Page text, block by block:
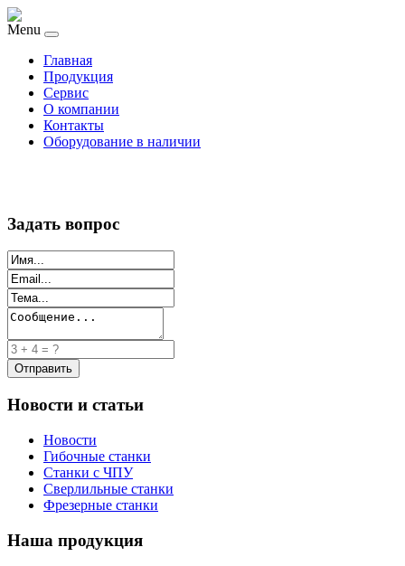
Menu
Главная
Продукция
Сервис
О компании
Контакты
Оборудование в наличии
Задать вопрос
Новости и статьи
Новости
Гибочные станки
Станки с ЧПУ
Сверлильные станки
Фрезерные станки
Наша продукция